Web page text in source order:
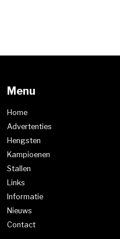
Menu
Home
Advertenties
Hengsten
Kampioenen
Stallen
Links
Informatie
Nieuws
Contact